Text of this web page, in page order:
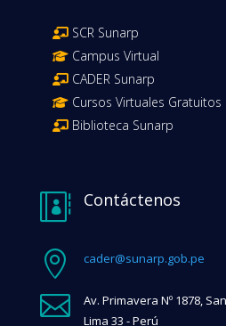
SCR Sunarp
Campus Virtual
CADER Sunarp
Cursos Virtuales Gratuitos
Biblioteca Sunarp
 Contáctenos
 cader@sunarp.gob.pe

Av. Primavera Nº 1878,
Lima 33 - Perú